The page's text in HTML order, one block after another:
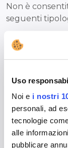
Uso
Noi e i nostri
personali, ad
tecnologie
alle
pubblicare
Non è
seguenti
Armi,
denaro,
Merci
Salme, resti
cremazione
FAQ –